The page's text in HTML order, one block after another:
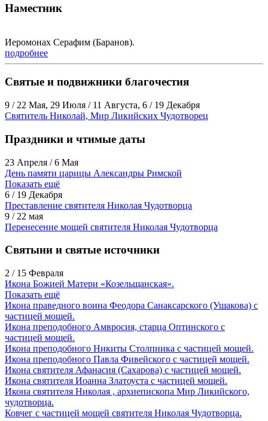
Наместник
Иеромонах Серафим (Баранов).
подробнее
Святые и подвижники благочестия
9 / 22 Мая, 29 Июля / 11 Августа, 6 / 19 Декабря
Святитель Николай, Мир Ликийских Чудотворец
Праздники и чтимые даты
23 Апреля / 6 Мая
День памяти царицы Александры Римской
Показать ещё
6 / 19 Декабря
Преставление святителя Николая Чудотворца
9 / 22 мая
Перенесение мощей святителя Николая Чудотворца
Святыни и святые источники
2 / 15 Февраля
Икона Божией Матери «Козельщанская».
Показать ещё
Икона праведного воина Феодора Санаксарского (Ушакова) с
частицей мощей.
Икона преподобного Амвросия, старца Оптинского с
частицей мощей.
Икона преподобного Никиты Столпника с частицей мощей.
Икона преподобного Павла Фивейского с частицей мощей.
Икона святителя Афанасия (Сахарова) с частицей мощей.
Икона святителя Иоанна Златоуста с частицей мощей.
Икона святителя Николая , архиепископа Мир Ликийского,
чудотворца.
Ковчег с частицей мощей святителя Николая Чудотворца.